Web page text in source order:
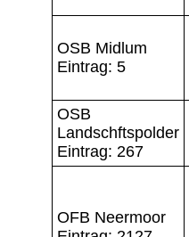
OSB Midlum
Eintrag: 5
OSB
Landschftspolder
Eintrag: 267
OFB Neermoor